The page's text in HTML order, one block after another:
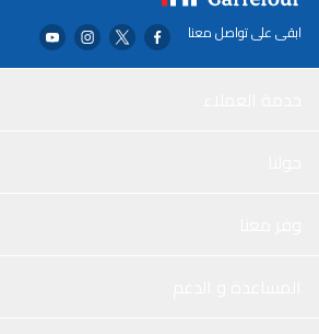
ابقى على تواصل معنا